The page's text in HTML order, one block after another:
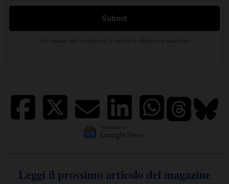
Leggi il prossimo articolo del magazine